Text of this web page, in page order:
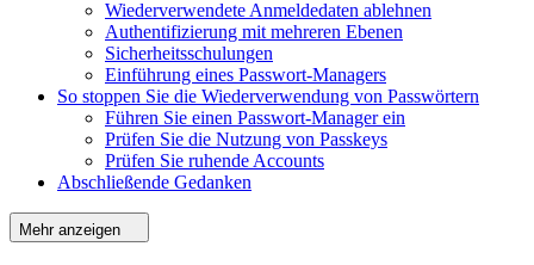
Wiederverwendete Anmeldedaten ablehnen
Authentifizierung mit mehreren Ebenen
Sicherheitsschulungen
Einführung eines Passwort-Managers
So stoppen Sie die Wiederverwendung von Passwörtern
Führen Sie einen Passwort-Manager ein
Prüfen Sie die Nutzung von Passkeys
Prüfen Sie ruhende Accounts
Abschließende Gedanken
Mehr anzeigen